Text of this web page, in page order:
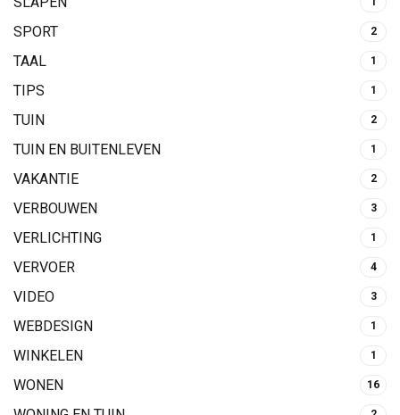
SPORT 2
TAAL 1
TIPS 1
TUIN 2
TUIN EN BUITENLEVEN 1
VAKANTIE 2
VERBOUWEN 3
VERLICHTING 1
VERVOER 4
VIDEO 3
WEBDESIGN 1
WINKELEN 1
WONEN 16